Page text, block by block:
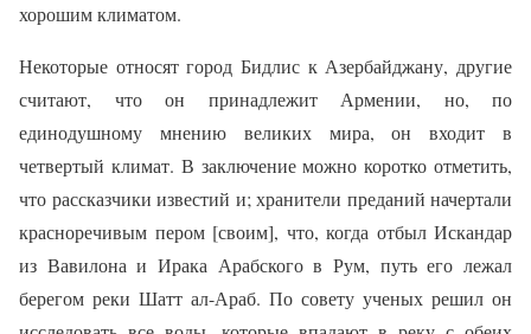
хорошим климатом.
Некоторые относят город Бидлис к Азербайджану, другие
считают, что он принадлежит Армении, но, по
единодушному мнению великих мира, он входит в
четвертый климат. В заключение можно коротко отметить,
что рассказчики известий и; хранители преданий начертали
красноречивым пером [своим], что, когда отбыл Искандар
из Вавилона и Ирака Арабского в Рум, путь его лежал
берегом реки Шатт ал-Араб. По совету ученых решил он